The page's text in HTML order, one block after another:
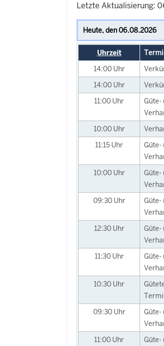
Letzte Aktualisierung:
Uhrzeit
14:00 Uhr
14:00 Uhr
11:00 Uhr
Güte-
10:00 Uhr
11:15 Uhr
Güte-
10:00 Uhr
Güte-
09:30 Uhr
Güte-
12:30 Uhr
Güte-
11:30 Uhr
Güte-
10:30 Uhr
09:30 Uhr
Güte-
11:00 Uhr
Güte-